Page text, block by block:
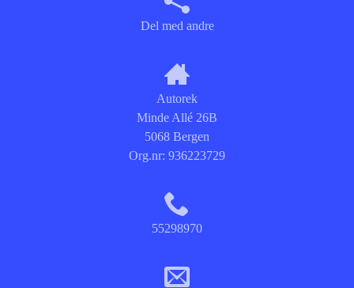
Del med andre
Autorek
Minde Allé 26B
5068 Bergen
Org.nr: 936223729
55298970